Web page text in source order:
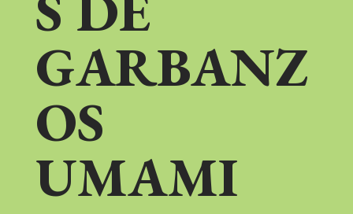
GARBANZ
OS
UMAMI